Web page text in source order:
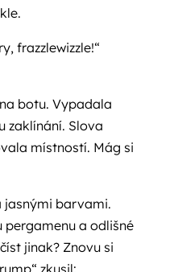
frazzlewizzle!“
botu. Vypadala
zaklínání. Slova
místností. Mág si
jasnými barvami.
pergamenu a odlišné
jinak? Znovu si
zkusil: